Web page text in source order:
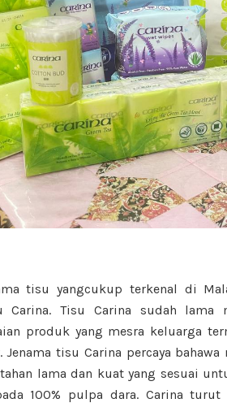
tisu yangcukup terkenal di
Carina. Tisu Carina sudah lama
produk yang mesra keluarga
tisu Carina percaya
lama dan kuat yang sesuai
100% pulpa dara. Carina turut